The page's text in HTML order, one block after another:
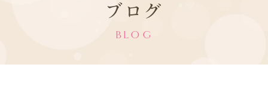
ブログ
BLOG